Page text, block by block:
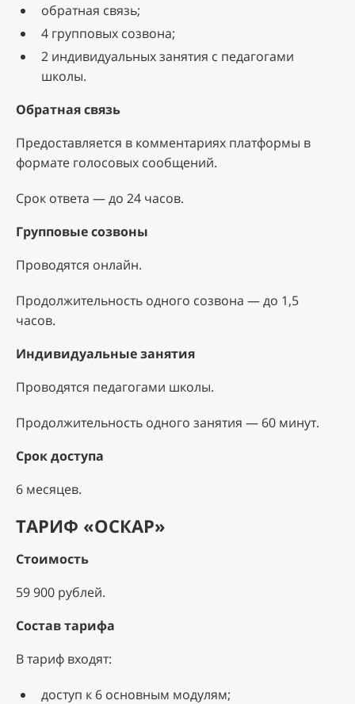
обратная связь;
4 групповых созвона;
2 индивидуальных занятия с педагогами
школы.
Обратная связь
Предоставляется в комментариях платформы в
формате голосовых сообщений.
Срок ответа — до 24 часов.
Групповые созвоны
Проводятся онлайн.
Продолжительность одного созвона — до 1,5
часов.
Индивидуальные занятия
Проводятся педагогами школы.
Продолжительность одного занятия — 60 минут.
Срок доступа
6 месяцев.
ТАРИФ «ОСКАР»
Стоимость
59 900 рублей.
Состав тарифа
В тариф входят:
доступ к 6 основным модулям;